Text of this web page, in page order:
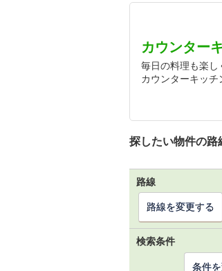
カウンター
毎日の料理も楽し
カウンターキッ
探したい物件の路
路線
路線を変更する
検索条件
条件